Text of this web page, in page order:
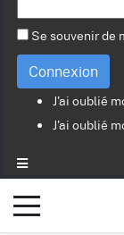
Se souvenir de
Connexion
J'ai oublié
J'ai oublié